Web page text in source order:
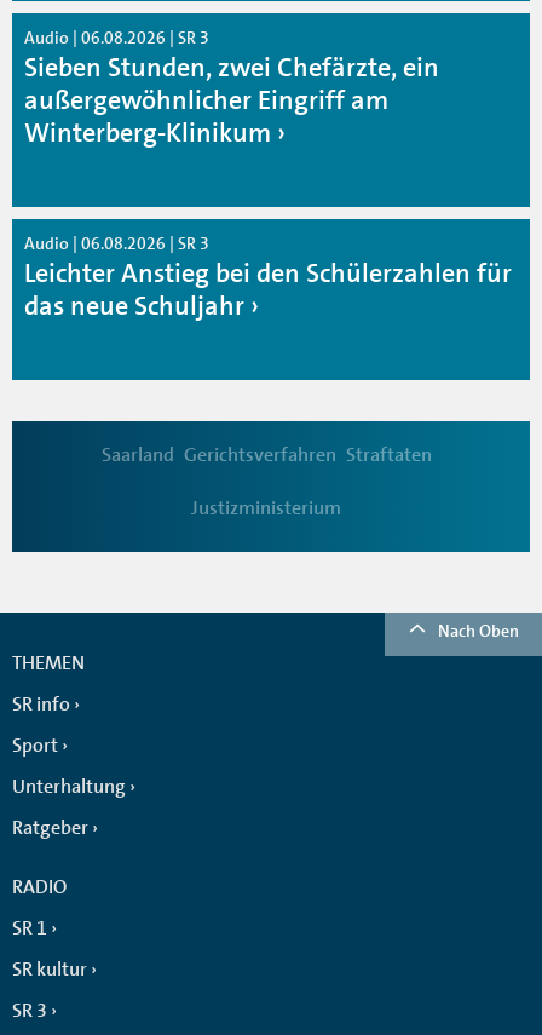
Audio | 06.08.2026 | SR 3
Sieben Stunden, zwei Chefärzte, ein
außergewöhnlicher Eingriff am
Winterberg-Klinikum
Audio | 06.08.2026 | SR 3
Leichter Anstieg bei den Schülerzahlen für
das neue Schuljahr
Saarland Gerichtsverfahren Straftaten
Justizministerium
Nach Oben
THEMEN
SR info
Sport
Unterhaltung
Ratgeber
RADIO
SR 1
SR kultur
SR 3